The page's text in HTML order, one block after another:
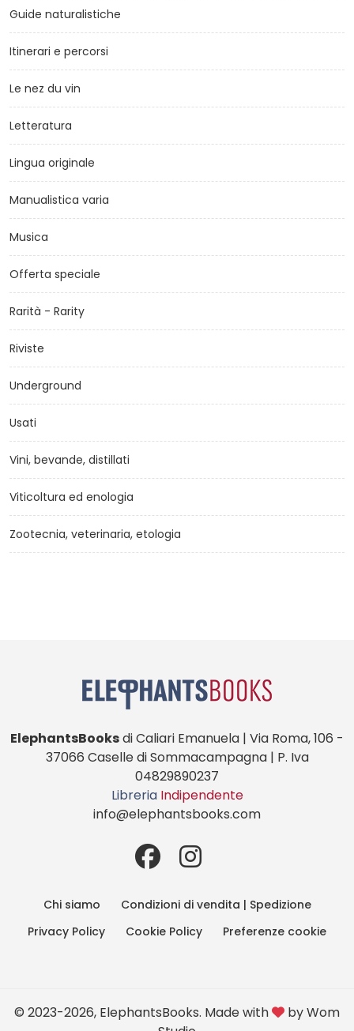
Guide naturalistiche
Itinerari e percorsi
Le nez du vin
Letteratura
Lingua originale
Manualistica varia
Musica
Offerta speciale
Rarità - Rarity
Riviste
Underground
Usati
Vini, bevande, distillati
Viticoltura ed enologia
Zootecnia, veterinaria, etologia
ElephantsBooksdi Caliari Emanuela | Via Roma, 106 -
37066 Caselle di Sommacampagna | P. Iva
04829890237
Libreria Indipendente
info@elephantsbooks.com
Chi siamo
Condizioni di vendita | Spedizione
Privacy Policy
Cookie Policy Preferenze cookie
© 2023-2026, ElephantsBooks. Made with byWom